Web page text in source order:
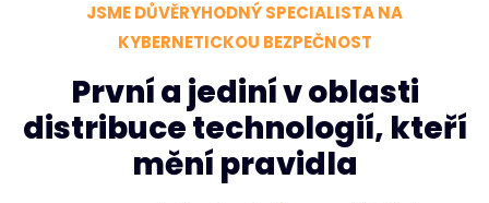
JSME DŮVĚRYHODNÝ SPECIALISTA NA
KYBERNETICKOU BEZPEČNOST
První a jediní v oblasti
distribuce technologií, kteří
mění pravidla